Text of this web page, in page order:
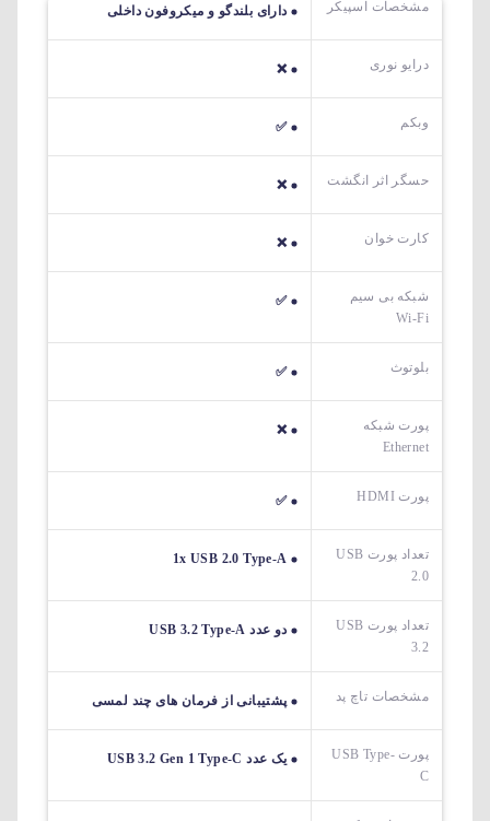
مشخصات اسپیکر دارای بلندگو و میکروفون داخلی
درایو نوری ❌
وبکم ✅
حسگر اثر انگشت ❌
کارت خوان ❌
شبکه بی سیم
Wi-Fi
✅
بلوتوث ✅
پورت شبکه
Ethernet
❌
پورت HDMI ✅
تعداد پورت USB
2.0
1x USB 2.0 Type-A
تعداد پورت USB
3.2
دو عدد USB 3.2 Type-A
مشخصات تاچ پد پشتیبانی از فرمان های چند لمسی
پورت USB Type-
C
یک عدد USB 3.2 Gen 1 Type-C